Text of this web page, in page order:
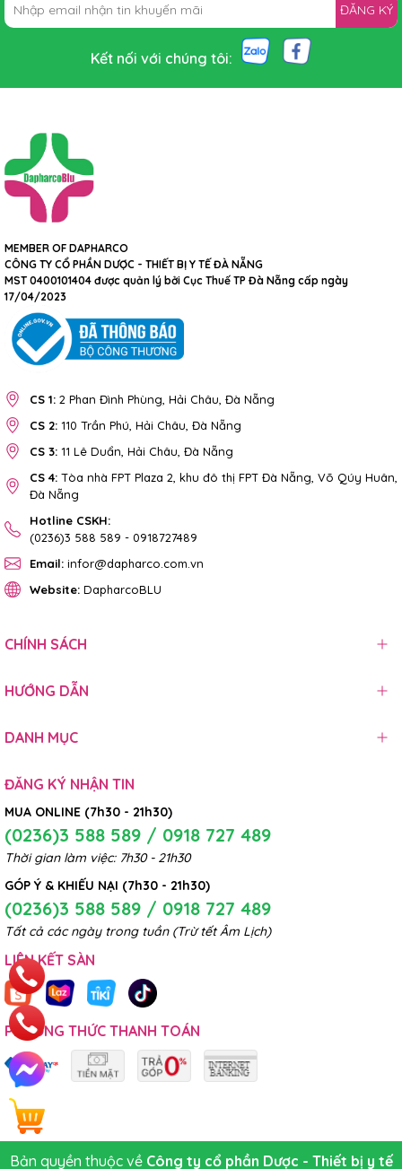
ĐĂNG KÝ
Kết nối với chúng tôi:
MEMBER OF DAPHARCO
CÔNG TY CỔ PHẦN DƯỢC - THIẾT BỊ Y TẾ ĐÀ NẴNG
MST 0400101404 được quản lý bởi Cục Thuế TP Đà Nẵng cấp ngày
17/04/2023
CS 1: 2 Phan Đình Phùng, Hải Châu, Đà Nẵng
CS 2: 110 Trần Phú, Hải Châu, Đà Nẵng
CS 3: 11 Lê Duẩn, Hải Châu, Đà Nẵng
CS 4: Tòa nhà FPT Plaza 2, khu đô thị FPT Đà Nẵng, Võ Qúy Huân,
Đà Nẵng
Hotline CSKH:
(0236)3 588 589 - 0918727489
Email: infor@dapharco.com.vn
Website: DapharcoBLU
CHÍNH SÁCH
HƯỚNG DẪN
DANH MỤC
ĐĂNG KÝ NHẬN TIN
MUA ONLINE (7h30 - 21h30)
(0236)3 588 589 / 0918 727 489
Thời gian làm việc: 7h30 - 21h30
GÓP Ý & KHIẾU NẠI (7h30 - 21h30)
(0236)3 588 589 / 0918 727 489
Tất cả các ngày trong tuần (Trừ tết Âm Lịch)
LIÊN KẾT SÀN
PHƯƠNG THỨC THANH TOÁN
Bản quyền thuộc về Công ty cổ phần Dược - Thiết bị y tế